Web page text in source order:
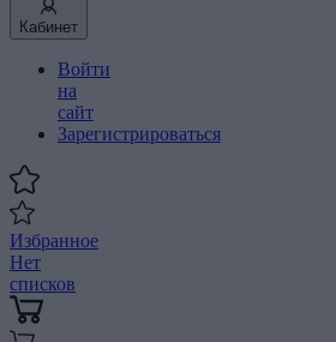
Кабинет
Войти
на
сайт
Зарегистрироваться
Избранное
Нет
списков